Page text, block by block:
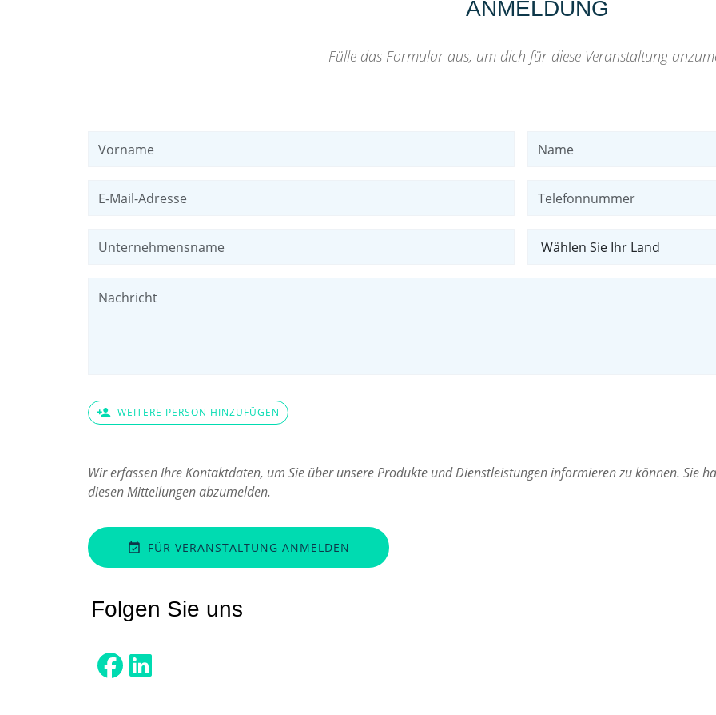
ANMELDUNG
Fülle das Formular aus, um dich für diese Veranstaltung
E-Mail-Adresse Telefonnummer
Unternehmensname
person_add WEITERE PERSON HINZUFÜGEN
Wir erfassen Ihre Kontaktdaten, um Sie über unsere Produkte und Dienstleistungen informieren zu können. Sie
diesen Mitteilungen abzumelden.
event_available FÜR VERANSTALTUNG ANMELDEN
Folgen Sie uns